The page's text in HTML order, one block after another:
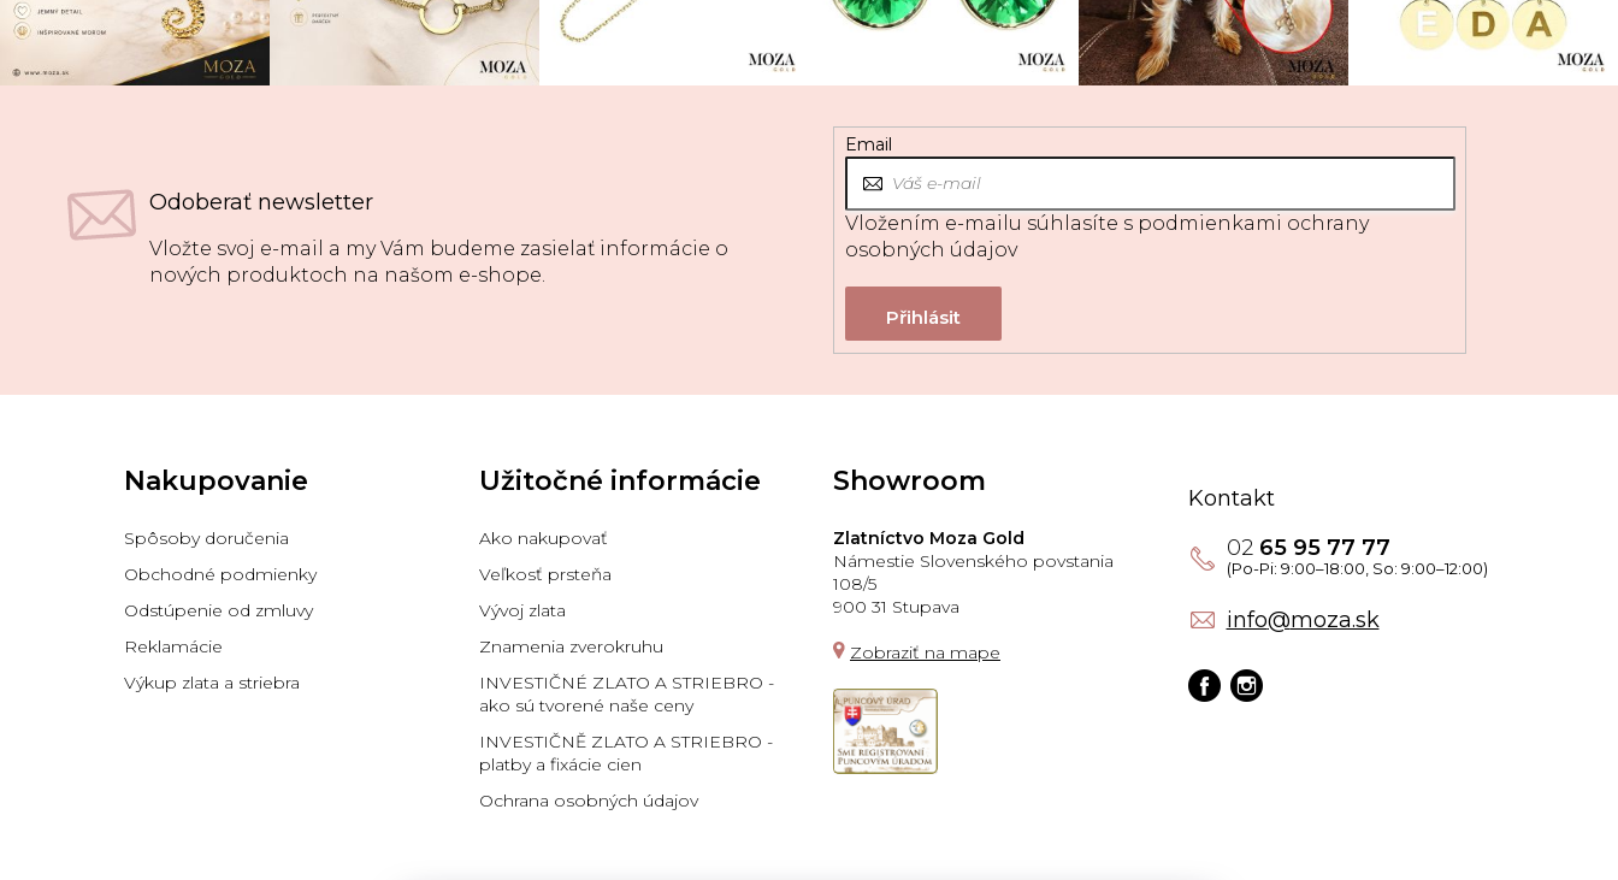
Odoberať newsletter
Vložte svoj e-mail a my Vám budeme zasielať informácie o
nových produktoch na našom e-shope.
Email
Vložením e-mailu súhlasíte s podmienkami ochrany
osobných údajov
Nakupovanie
Spôsoby doručenia
Obchodné podmienky
Odstúpenie od zmluvy
Reklamácie
Výkup zlata a striebra
Užitočné informácie
Ako nakupovať
Veľkosť prsteňa
Vývoj zlata
Znamenia zverokruhu
INVESTIČNÉ ZLATO A STRIEBRO -
ako sú tvorené naše ceny
INVESTIČNĚ ZLATO A STRIEBRO -
platby a fixácie cien
Ochrana osobných údajov
Showroom
Zlatníctvo Moza Gold
Námestie Slovenského povstania
108/5
900 31 Stupava
Zobraziť na mape
Kontakt
info@moza.sk
0265 95 77 77